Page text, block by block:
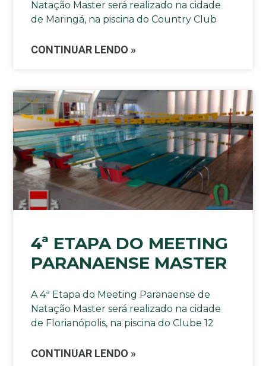
Natação Master será realizado na cidade
de Maringá, na piscina do Country Club
CONTINUAR LENDO »
4ª ETAPA DO MEETING
PARANAENSE MASTER
A 4ª Etapa do Meeting Paranaense de
Natação Master será realizado na cidade
de Florianópolis, na piscina do Clube 12
CONTINUAR LENDO »